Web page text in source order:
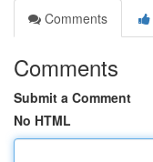
Comments
Comments
Submit a Comment
No HTML